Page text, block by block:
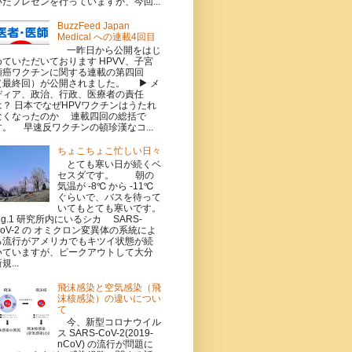
BuzzFeed Japan
Medical への連載4回目
一昨日から公開をはじ
ていただいております HPVV、子宮
癌ワクチンに関する連載の第四回
最終回）が公開されました。 ▶ メ
ィア、政治、行政、医療者の責任
？ 日本でなぜHPVワクチンはうたれ
くなったのか 連載四回の総括で
。 早速反ワクチンの頓珍漢なコ...
ちょこちょこ忙しい日々
とても寒い日が続くベ
セスダです。 朝の
気温が -8℃ から -11℃
ぐらいで、バスを待って
いてもとても寒いです。
研究所内にいるシカ SARS-
2 の オミクロン変異体の系統によ
流行がアメリカでもキツイ状態が続
ていますが、ピークアウトして大分
...
飛沫感染と空気感染（飛
沫核感染）の違いについ
て
今、新型コロナウイル
ス SARS-CoV-2(2019-
nCoV) の流行が問題に